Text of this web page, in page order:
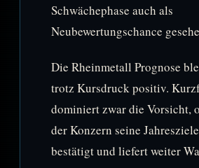
Schwächephase auch als
Neubewertungschance
Die Rheinmetall Prognose
trotz Kursdruck positiv.
dominiert zwar die Vorsicht,
der Konzern seine
bestätigt und liefert weiter